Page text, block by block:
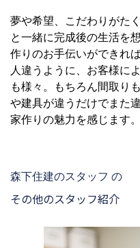
夢や希望、こだわりがた
と一緒に完成後の生活を
作りのお手伝いができれ
人違うように、お客様に
も様々。もちろん間取り
や建具が違うだけでまた
家作りの魅力を感じます。
森下住建のスタッフ の
その他のスタッフ紹介